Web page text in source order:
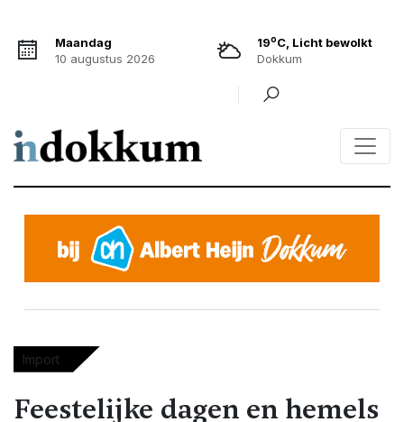
Maandag
10 augustus 2026
19oC, Licht bewolkt
Dokkum
Import
Feestelijke dagen en hemels